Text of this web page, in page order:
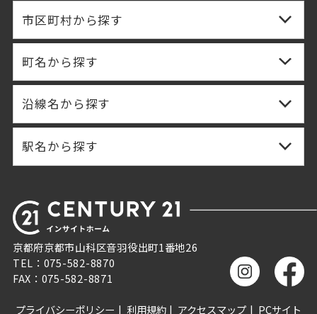
市区町村から探す
町名から探す
沿線名から探す
駅名から探す
京都府京都市山科区音羽役出町1番地26
TEL：075-582-8870
FAX：075-582-8871
プライバシーポリシー 利用規約 アクセスマップ PCサイト